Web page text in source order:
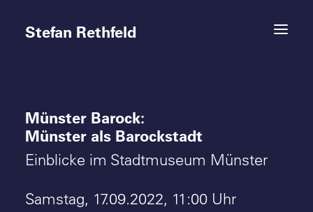
Stefan Rethfeld
Termine
Projekte
Vita
Münster Barock:
Münster als Barockstadt
Einblicke im Stadtmuseum Münster
Samstag, 17.09.2022, 11:00 Uhr